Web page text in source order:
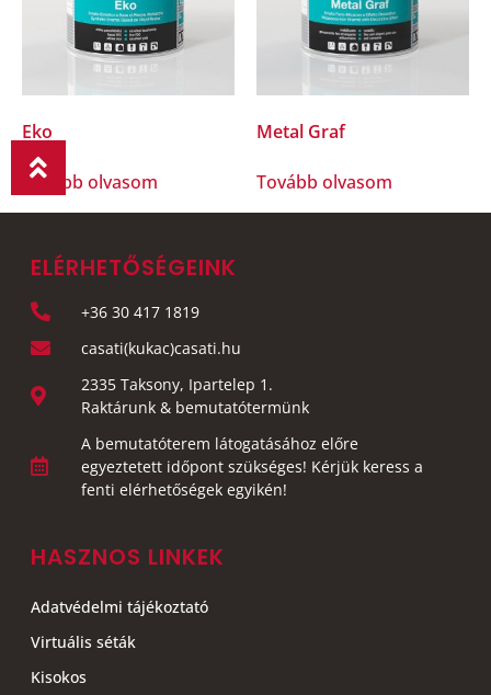
Eko
Tovább olvasom
Metal Graf
Tovább olvasom
ELÉRHETŐSÉGEINK
+36 30 417 1819
casati(kukac)casati.hu
2335 Taksony, Ipartelep 1.
Raktárunk & bemutatótermünk
A bemutatóterem látogatásához előre
egyeztetett időpont szükséges! Kérjük keress a
fenti elérhetőségek egyikén!
HASZNOS LINKEK
Adatvédelmi tájékoztató
Virtuális séták
Kisokos